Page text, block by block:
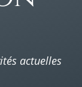
actuelles